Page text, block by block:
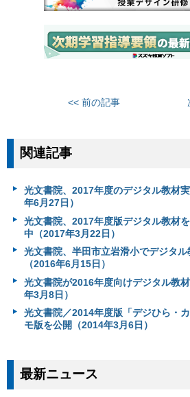
<< 前の記事
関連記事
光文書院、2017年度のデジタル教材
年6月27日）
光文書院、2017年度版デジタル教材
中（2017年3月22日）
光文書院、半田市立岩滑小でデジタ
（2016年6月15日）
光文書院が2016年度向けデジタル教
年3月8日）
光文書院／2014年度版「デジひら・
モ版を公開（2014年3月6日）
最新ニュース